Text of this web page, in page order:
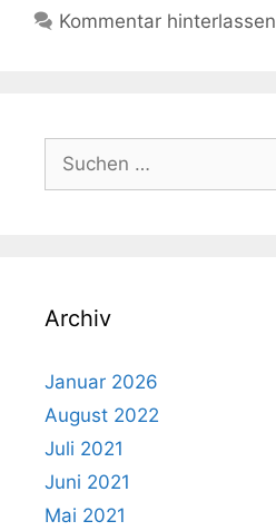
Kommentar hinterlassen
Suchen
nach:
Archiv
Januar 2026
August 2022
Juli 2021
Juni 2021
Mai 2021